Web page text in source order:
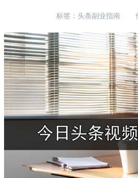
标签：头条副业指南